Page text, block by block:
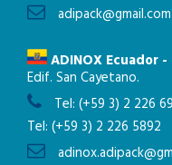
adipack@gmail.com
ADINOX Ecuador
Edif. San Cayetano.
Tel: (+59 3) 2 226
Tel: (+59 3) 2 226 5892